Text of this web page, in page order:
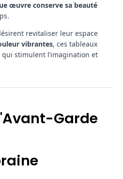
œuvre conserve sa beauté
revitaliser leur espace
vibrantes, ces tableaux
stimulent l’imagination et
Garde